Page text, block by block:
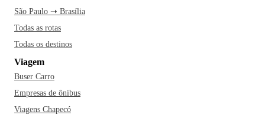
São Paulo ➝ Brasília
Todas as rotas
Todas os destinos
Viagem
Buser Carro
Empresas de ônibus
Viagens Chapecó